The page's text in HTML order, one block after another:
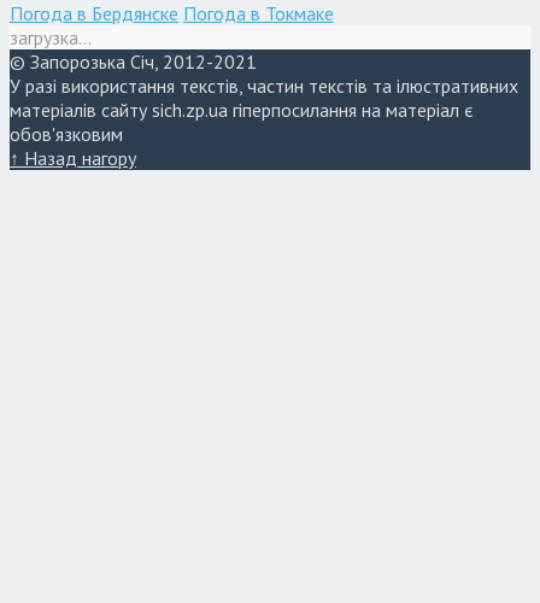
Погода в Бердянске Погода в Токмаке
загрузка...
© Запорозька Січ, 2012-2021
У разі використання текстів, частин текстів та ілюстративних
матеріалів сайту sich.zp.ua гіперпосилання на матеріал є
обов'язковим
↑ Назад нагору